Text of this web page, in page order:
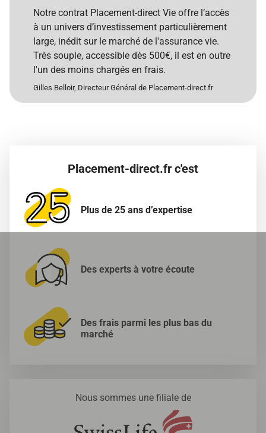
Notre contrat Placement-direct Vie offre l’accès
à un univers d’investissement particulièrement
large, inédit sur le marché de l'assurance vie.
Très souple, accessible dès 500€, il est en outre
l'un des moins chargés en frais.
Gilles Belloir, Directeur Général de Placement-direct.fr
Placement-direct.fr c'est
Plus de 25 ans d’expertise
Des experts à votre écoute
Des frais parmi les plus bas du
marché
Nous sommes une filiale de